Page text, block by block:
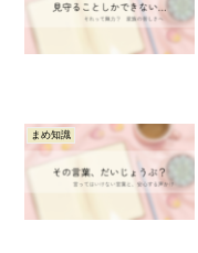
まめ知識